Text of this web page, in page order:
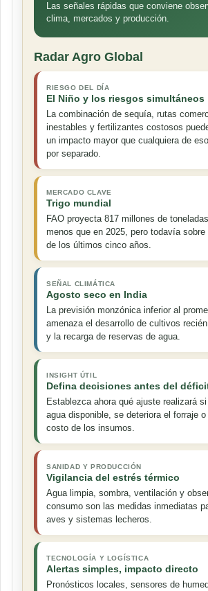
Las señales rápidas que conviene
clima, mercados y producción.
Radar Agro Global
RIESGO DEL DÍA
El Niño y los riesgos simultáneos
La combinación de sequía, rutas
inestables y fertilizantes costosos
un impacto mayor que cualquiera de
por separado.
MERCADO CLAVE
Trigo mundial
FAO proyecta 817 millones de
menos que en 2025, pero todavía sobre
de los últimos cinco años.
SEÑAL CLIMÁTICA
Agosto seco en India
La previsión monzónica inferior al
amenaza el desarrollo de cultivos
y la recarga de reservas de agua.
INSIGHT ÚTIL
Defina decisiones antes del
Establezca ahora qué ajuste realizará si
agua disponible, se deteriora el forraje o
costo de los insumos.
SANIDAD Y PRODUCCIÓN
Vigilancia del estrés térmico
Agua limpia, sombra, ventilación y
consumo son las medidas inmediatas
aves y sistemas lecheros.
TECNOLOGÍA Y LOGÍSTICA
Alertas simples, impacto directo
Pronósticos locales, sensores de